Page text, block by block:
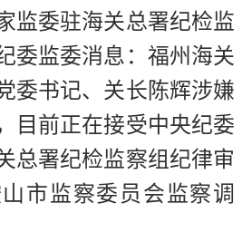
监委驻海关总署纪检监
委监委消息：福州海关
委书记、关长陈辉涉嫌
目前正在接受中央纪委
总署纪检监察组纪律审
市监察委员会监察调